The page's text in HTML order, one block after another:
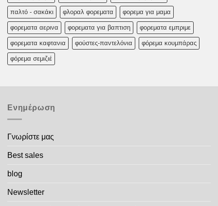
παλτό - σακάκι φλοραλ φορεματα φορεμα για μαμα
φορεματα αερινα φορεματα για βαπτιση φορεματα εμπριμε
φορεματα καφτανια φούστες-παντελόνια φόρεμα κουμπάρας
φόρεμα σεμιζιέ
Ενημέρωση
Γνωρίστε μας
Best sales
blog
Newsletter